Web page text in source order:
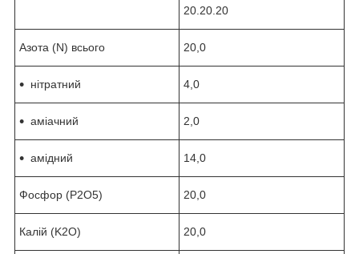
20.20.20
Азота (N) всього 20,0
нітратний 4,0
аміачний 2,0
амідний 14,0
Фосфор (P2O5) 20,0
Калій (K2O) 20,0